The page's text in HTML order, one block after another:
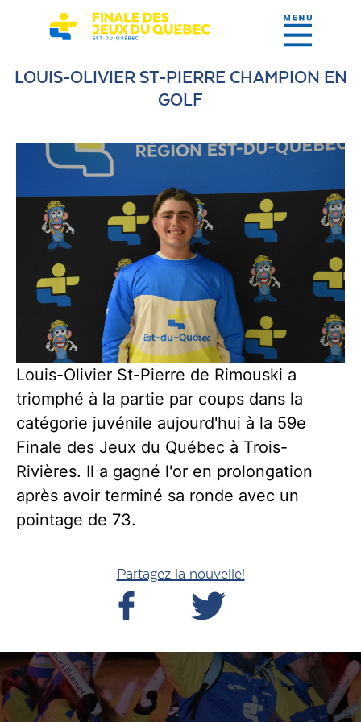
LOUIS-OLIVIER ST-PIERRE CHAMPION EN
GOLF
Louis-Olivier St-Pierre de Rimouski a
triomphé à la partie par coups dans la
catégorie juvénile aujourd'hui à la 59e
Finale des Jeux du Québec à Trois-
Rivières. Il a gagné l'or en prolongation
après avoir terminé sa ronde avec un
pointage de 73.
Partagez la nouvelle!